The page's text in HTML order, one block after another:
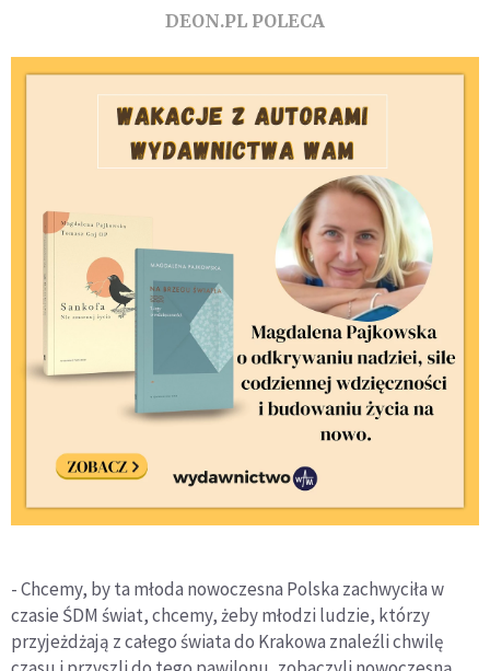
DEON.PL POLECA
- Chcemy, by ta młoda nowoczesna Polska zachwyciła w
czasie ŚDM świat, chcemy, żeby młodzi ludzie, którzy
przyjeżdżają z całego świata do Krakowa znaleźli chwilę